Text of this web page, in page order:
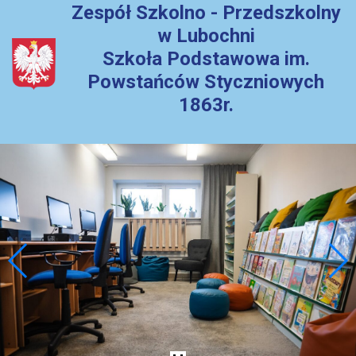
Zespół Szkolno - Przedszkolny
w Lubochni
Szkoła Podstawowa im.
Powstańców Styczniowych
1863r.